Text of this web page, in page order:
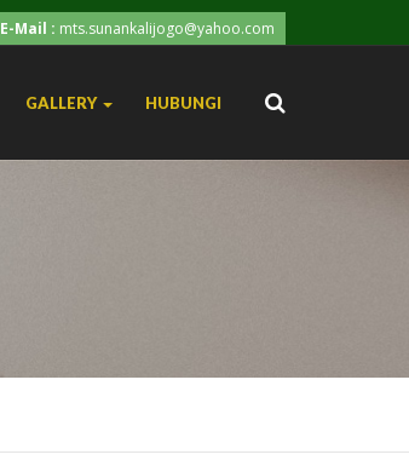
E-Mail : mts.sunankalijogo@yahoo.com
GALLERY HUBUNGI